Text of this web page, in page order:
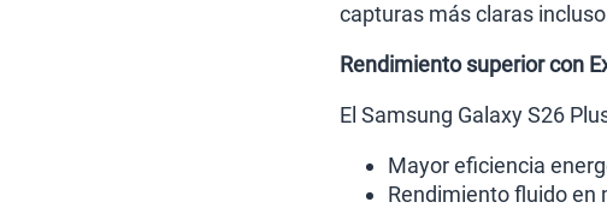
capturas más claras
Rendimiento superior con
El Samsung Galaxy S26
Mayor eficiencia
Rendimiento fluido en